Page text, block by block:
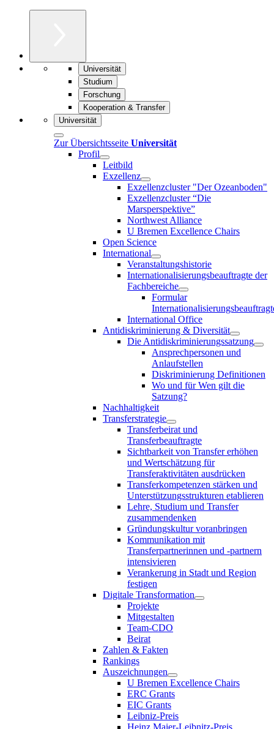
Universität
Studium
Forschung
Kooperation & Transfer
Universität
Zur Übersichtsseite Universität
Profil
Leitbild
Exzellenz
Exzellenzcluster "Der Ozeanboden"
Exzellenzcluster “Die
Marsperspektive”
Northwest Alliance
U Bremen Excellence Chairs
Open Science
International
Veranstaltungshistorie
Internationalisierungsbeauftragte der
Fachbereiche
Formular
International Office
Antidiskriminierung & Diversität
Die Antidiskriminierungssatzung
Ansprechpersonen und
Anlaufstellen
Diskriminierung Definitionen
Wo und für Wen gilt die
Satzung?
Nachhaltigkeit
Transferstrategie
Transferbeirat und
Transferbeauftragte
Sichtbarkeit von Transfer erhöhen
und Wertschätzung für
Transferaktivitäten ausdrücken
Transferkompetenzen stärken und
Unterstützungsstrukturen etablieren
Lehre, Studium und Transfer
zusammendenken
Gründungskultur voranbringen
Kommunikation mit
Transferpartnerinnen und -partnern
intensivieren
Verankerung in Stadt und Region
festigen
Digitale Transformation
Projekte
Mitgestalten
Team-CDO
Beirat
Zahlen & Fakten
Rankings
Auszeichnungen
U Bremen Excellence Chairs
ERC Grants
EIC Grants
Leibniz-Preis
Heinz Maier-Leibnitz-Preis